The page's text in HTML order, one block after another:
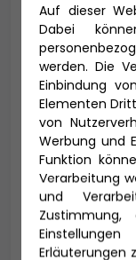
E-Mail *
Telefon *
Geburtsdatum
Auf dieser
Dabei
werden. Die
Einbindung
Elementen
von
Werbung und
Funktion
Verarbeitung
und
Erläuterungen